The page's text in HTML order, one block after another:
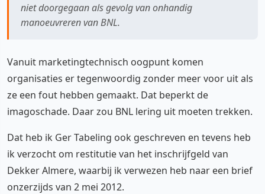
niet doorgegaan als gevolg van onhandig
manoeuvreren van BNL.
Vanuit marketingtechnisch oogpunt komen
organisaties er tegenwoordig zonder meer voor uit als
ze een fout hebben gemaakt. Dat beperkt de
imagoschade. Daar zou BNL lering uit moeten trekken.
Dat heb ik Ger Tabeling ook geschreven en tevens heb
ik verzocht om restitutie van het inschrijfgeld van
Dekker Almere, waarbij ik verwezen heb naar een brief
onzerzijds van 2 mei 2012.